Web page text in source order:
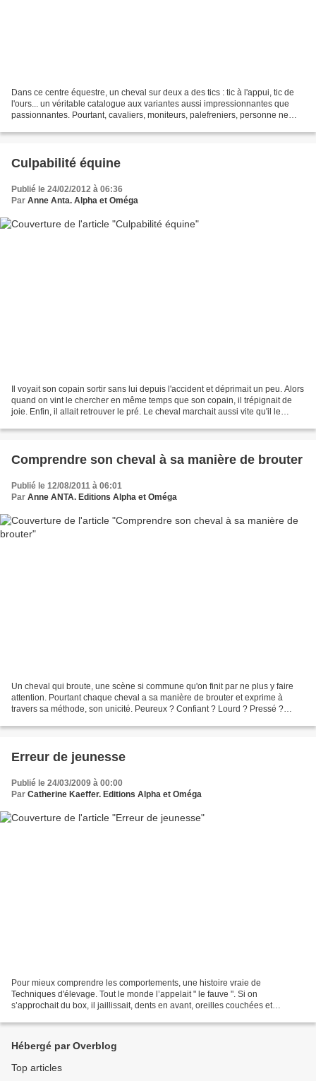
Dans ce centre équestre, un cheval sur deux a des tics : tic à l'appui, tic de
l'ours... un véritable catalogue aux variantes aussi impressionnantes que
passionnantes. Pourtant, cavaliers, moniteurs, palefreniers, personne ne
Culpabilité équine
Publié le 24/02/2012 à 06:36
Par Anne Anta. Alpha et Oméga
Il voyait son copain sortir sans lui depuis l'accident et déprimait un peu. Alors
quand on vint le chercher en même temps que son copain, il trépignait de
joie. Enfin, il allait retrouver le pré. Le cheval marchait aussi vite qu'il le
Comprendre son cheval à sa manière de brouter
Publié le 12/08/2011 à 06:01
Par Anne ANTA. Editions Alpha et Oméga
Un cheval qui broute, une scène si commune qu'on finit par ne plus y faire
attention. Pourtant chaque cheval a sa manière de brouter et exprime à
travers sa méthode, son unicité. Peureux ? Confiant ? Lourd ? Pressé ?
Erreur de jeunesse
Publié le 24/03/2009 à 00:00
Par Catherine Kaeffer. Editions Alpha et Oméga
Pour mieux comprendre les comportements, une histoire vraie de
Techniques d'élevage. Tout le monde l’appelait " le fauve ". Si on
s’approchait du box, il jaillissait, dents en avant, oreilles couchées et
Hébergé par Overblog
Top articles